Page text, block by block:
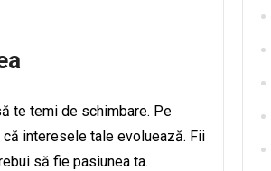
te temi de schimbare. Pe
interesele tale evoluează. Fii
să fie pasiunea ta.